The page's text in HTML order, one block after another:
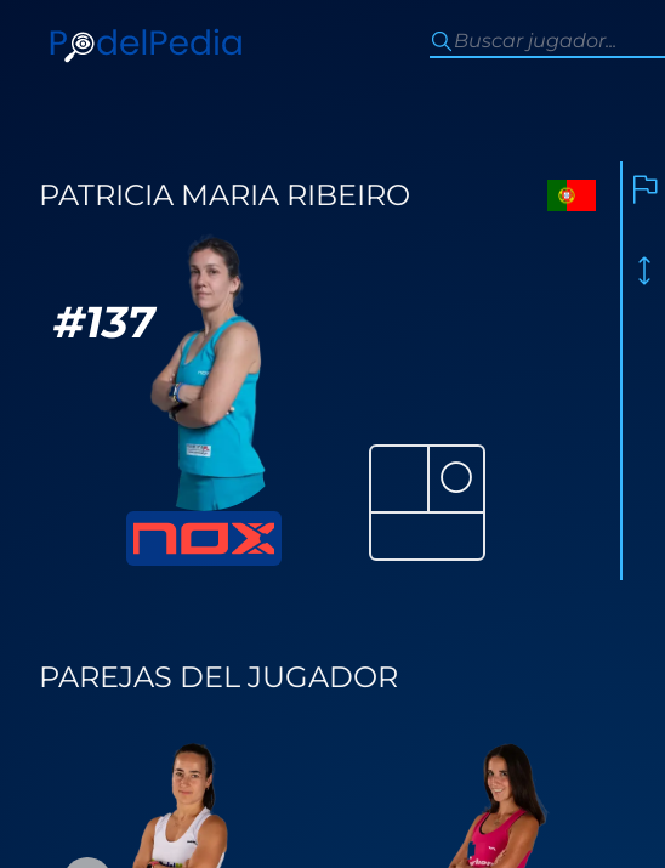
PATRICIA MARIA RIBEIRO
#137
⚪
PAREJAS DEL JUGADOR